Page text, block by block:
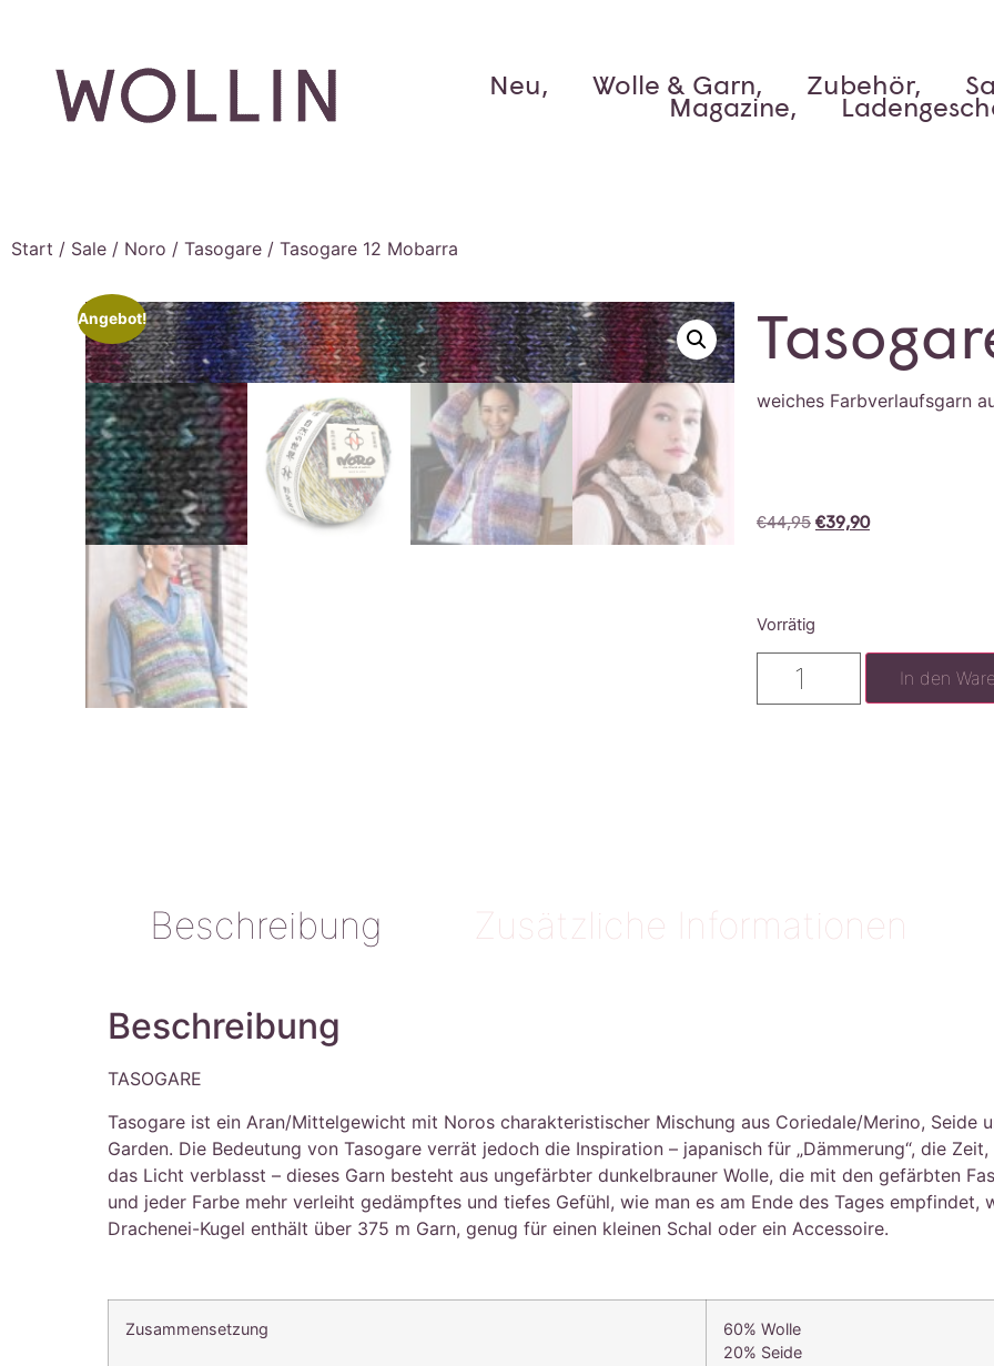
Neu, Wolle & Garn, Zubehör,
Magazine,
Start / Sale / Noro / Tasogare / Tasogare 12 Mobarra
Angebot!
weiches Farbverlaufsgarn
€44,95 €39,90
Vorrätig
In den
Beschreibung Zusätzliche Informationen
Beschreibung
TASOGARE
Tasogare ist ein Aran/Mittelgewicht mit Noros charakteristischer Mischung aus Coriedale/Merino, Seide
Garden. Die Bedeutung von Tasogare verrät jedoch die Inspiration – japanisch für „Dämmerung“, die
das Licht verblasst – dieses Garn besteht aus ungefärbter dunkelbrauner Wolle, die mit den gefärbten
und jeder Farbe mehr verleiht gedämpftes und tiefes Gefühl, wie man es am Ende des Tages
Drachenei-Kugel enthält über 375 m Garn, genug für einen kleinen Schal oder ein Accessoire.
Zusammensetzung
60% Wolle
20% Seide